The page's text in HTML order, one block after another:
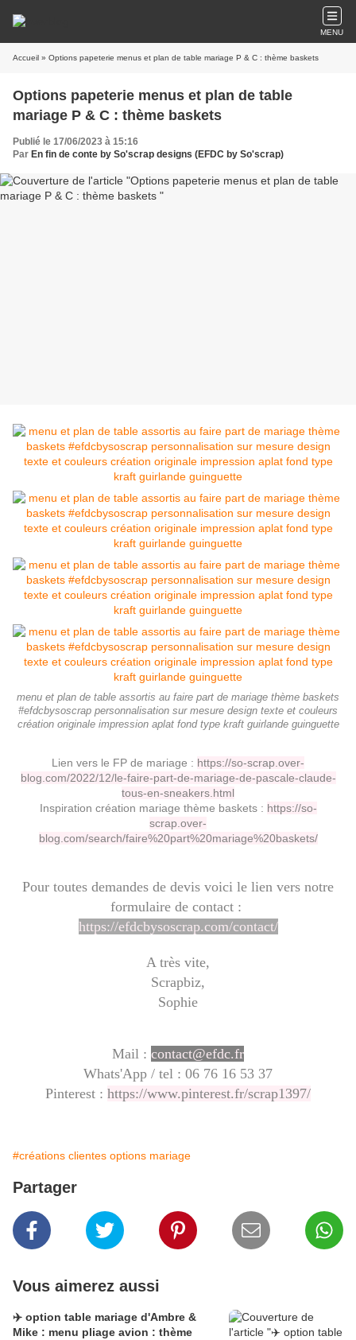
MENU
Accueil » Options papeterie menus et plan de table mariage P & C : thème baskets
Options papeterie menus et plan de table
mariage P & C : thème baskets
Publié le 17/06/2023 à 15:16
Par En fin de conte by So'scrap designs (EFDC by So'scrap)
menu et plan de table assortis au faire part de mariage thème baskets
#efdcbysoscrap personnalisation sur mesure design texte et couleurs
création originale impression aplat fond type kraft guirlande guinguette
Lien vers le FP de mariage : https://so-scrap.over-
blog.com/2022/12/le-faire-part-de-mariage-de-pascale-claude-
tous-en-sneakers.html
Inspiration création mariage thème baskets : https://so-
scrap.over-
blog.com/search/faire%20part%20mariage%20baskets/
Pour toutes demandes de devis voici le lien vers notre
formulaire de contact :
https://efdcbysoscrap.com/contact/
A très vite,
Scrapbiz,
Sophie
Mail : contact@efdc.fr
Whats'App / tel : 06 76 16 53 37
Pinterest : https://www.pinterest.fr/scrap1397/
#créations clientes options mariage
Partager
Vous aimerez aussi
✈️ option table mariage d'Ambre &
Mike : menu pliage avion : thème